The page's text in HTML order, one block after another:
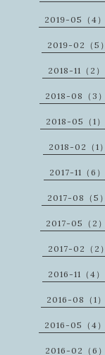
2019-05（4）
2019-02（5）
2018-11（2）
2018-08（3）
2018-05（1）
2018-02（1）
2017-11（6）
2017-08（5）
2017-05（2）
2017-02（2）
2016-11（4）
2016-08（1）
2016-05（4）
2016-02（6）